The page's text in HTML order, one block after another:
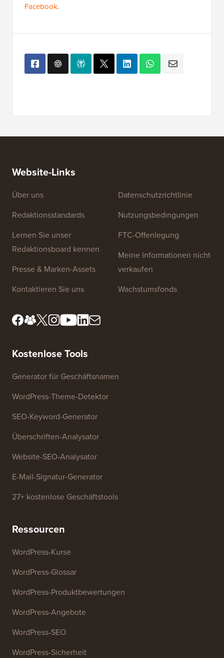
Facebook.
Website-Links
Über uns
Redaktionsstandards
Lernen Sie unser
Redaktionsboard kennen
Presse & Marken-Assets
Kontaktieren Sie uns
Datenschutzrichtlinie
Nutzungsbedingungen
FTC-Offenlegung
Meine Informationen nicht
verkaufen
Wachstumsfonds
Kostenlose Tools
Generator für Geschäftsnamen
WordPress-Theme-Detektor
SEO-Keyword-Generator
Überschriften-Analysator
Website-SEO-Analysator
E-Mail-Signatur-Generator
27+ kostenlose Geschäftstools
Ressourcen
WordPress-Kurse
WordPress-Glossar
WordPress-Produktbewertungen
WordPress-Angebote
WordPress-SEO
WordPress-Sicherheit